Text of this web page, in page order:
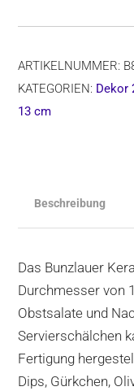
B89,
Dekor
ARTIKELNUMMER:
KATEGORIEN: Dekor
13 cm
Beschreibung
Das Bunzlauer
Durchmesser von
Obstsalate und
Servierschälchen
Fertigung
Dips, Gürkchen,